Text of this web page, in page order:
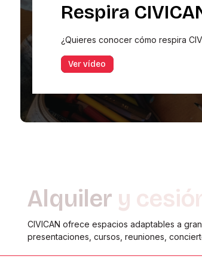
Respira
¿Quieres conocer cómo respira
Ver vídeo
Alquiler y
CIVICAN ofrece espacios adaptables a
presentaciones, cursos, reuniones,